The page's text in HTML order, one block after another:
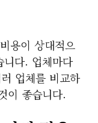
용이 상대적으
니다. 업체마다
업체를 비교하
이 좋습니다.